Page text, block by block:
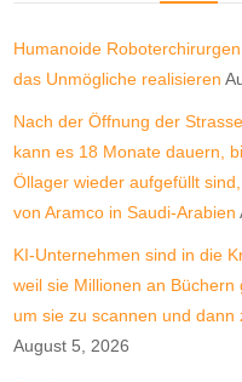
Humanoide
das Unmögliche realisieren
Nach der Öffnung der
kann es 18 Monate dauern,
Öllager wieder aufgefüllt
von Aramco in Saudi-Arabien
KI-Unternehmen sind in die
weil sie Millionen an Büchern
um sie zu scannen und dann
August 5, 2026